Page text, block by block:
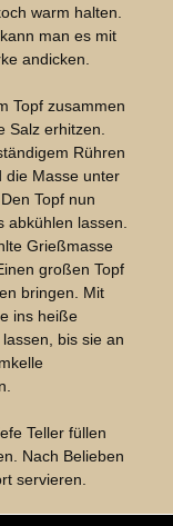
warm halten.
man es mit
andicken.
Topf zusammen
Salz erhitzen.
Rühren
die Masse unter
Topf nun
abkühlen lassen.
Grießmasse
großen Topf
bringen. Mit
ins heiße
bis sie an
Teller füllen
Nach Belieben
servieren.